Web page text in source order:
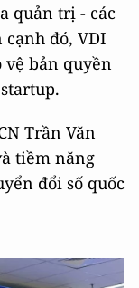
quản trị - các
đó, VDI
vệ bản quyền
Trần Văn
tiềm năng
đổi số quốc